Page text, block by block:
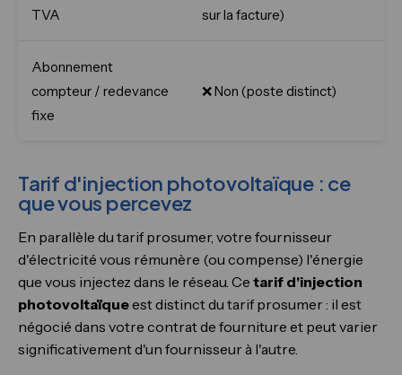
TVA
sur la facture)
Abonnement
compteur / redevance
fixe
❌ Non (poste distinct)
Tarif d'injection photovoltaïque : ce
que vous percevez
En parallèle du tarif prosumer, votre fournisseur
d'électricité vous rémunère (ou compense) l'énergie
que vous injectez dans le réseau. Ce tarif d'injection
photovoltaïqueest distinct du tarif prosumer : il est
négocié dans votre contrat de fourniture et peut varier
significativement d'un fournisseur à l'autre.